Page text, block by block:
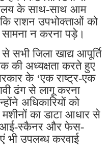
के साथ-साथ आम
राशन उपभोक्ताओं को
सामना न करना पड़े।
सभी जिला खाद्य आपूर्ति
की अध्यक्षता करते हुए
के ‘एक राष्ट्र-एक
ढंग से लागू करना
अधिकारियों को
का डाटा आधार से
आई-स्कैनर और फेस-
उपलब्ध करवाई